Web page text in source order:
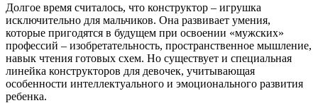
Долгое время считалось, что конструктор – игрушка
исключительно для мальчиков. Она развивает умения,
которые пригодятся в будущем при освоении «мужских»
профессий – изобретательность, пространственное мышление,
навык чтения готовых схем. Но существует и специальная
линейка конструкторов для девочек, учитывающая
особенности интеллектуального и эмоционального развития
ребенка.